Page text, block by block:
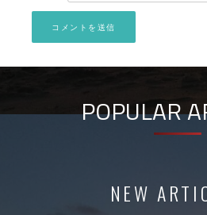
POPULAR
NEW